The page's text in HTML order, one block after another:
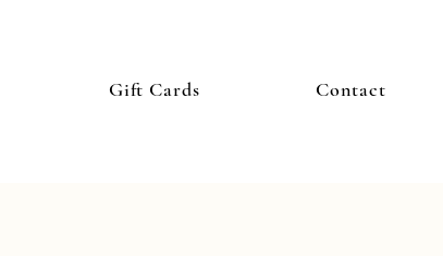
Gift Cards Contact